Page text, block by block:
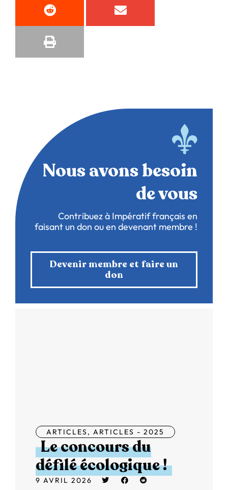
Nous avons besoin
de vous
Contribuez à Impératif français en
faisant un don ou en devenant membre !
Devenir membre et faire un
don
ARTICLES, ARTICLES - 2025
Le concours du
défilé écologique !
9 AVRIL 2026